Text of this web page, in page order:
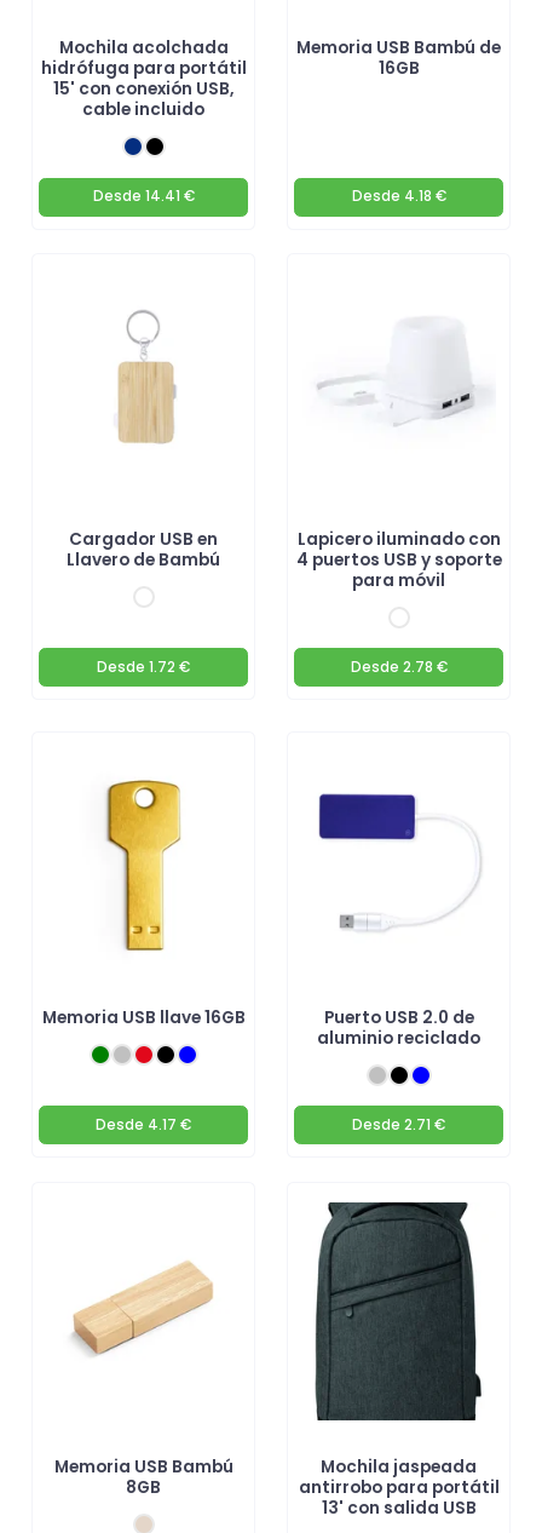
Mochila acolchada
hidrófuga para portátil
15' con conexión USB,
cable incluido
Desde 14.41 €
Memoria USB Bambú de
16GB
Desde 4.18 €
Cargador USB en
Llavero de Bambú
Desde 1.72 €
Lapicero iluminado con
4 puertos USB y soporte
para móvil
Desde 2.78 €
Memoria USB llave 16GB
Desde 4.17 €
Puerto USB 2.0 de
aluminio reciclado
Desde 2.71 €
Memoria USB Bambú
8GB
Mochila jaspeada
antirrobo para portátil
13' con salida USB